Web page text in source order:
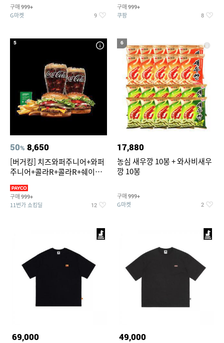
구매 999+
G마켓 9
구매 999+
쿠팡 8
5
50% 8,650
[버거킹] 치즈와퍼주니어+와퍼
주니어+콜라R+콜라R+쉐이킹
구매 999+
11번가 쇼킹딜 12
6
17,880
농심 새우깡 10봉 + 와사비새우
깡 10봉
구매 999+
G마켓 2
69,000 49,000